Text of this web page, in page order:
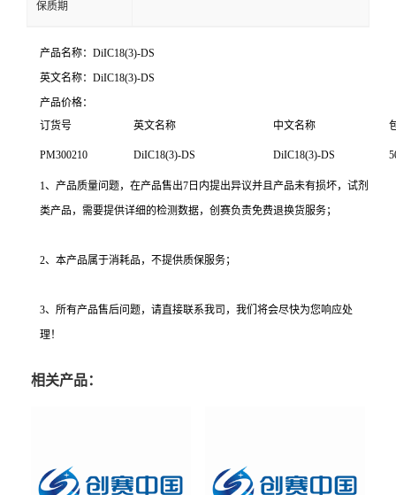
保质期
产品名称：DiIC18(3)-DS
英文名称：DiIC18(3)-DS
产品价格：
订货号
英文名称 中文名称
PM300210 DiIC18(3)-DS DiIC18(3)-DS
1、产品质量问题，在产品售出7日内提出异议并且产品未有损坏，试剂
类产品，需要提供详细的检测数据，创赛负责免费退换货服务；
2、本产品属于消耗品，不提供质保服务；
3、所有产品售后问题，请直接联系我司，我们将会尽快为您响应处
理！
相关产品：